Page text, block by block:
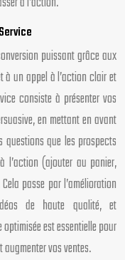
puissant grâce aux
à un appel à l’action clair et
consiste à présenter vos
en mettant en avant
que les prospects
l’action (ajouter au panier,
passe par l’amélioration
de haute qualité, et
est essentielle pour
vos ventes.